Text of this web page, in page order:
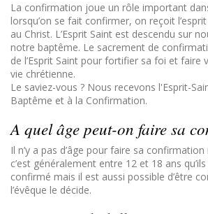
La confirmation joue un rôle important
lorsqu’on se fait confirmer, on reçoit
au Christ. L’Esprit Saint est descendu sur
notre baptême. Le sacrement de
de l’Esprit Saint pour fortifier sa foi et faire
vie chrétienne.
Le saviez-vous ? Nous recevons l'Esprit-
Baptême et à la Confirmation.
A quel âge peut-on faire sa
Il n’y a pas d’âge pour faire sa
c’est généralement entre 12 et 18 ans
confirmé mais il est aussi possible d’être
l’évêque le décide.